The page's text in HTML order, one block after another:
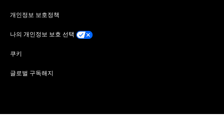
개인정보 보호정책
나의 개인정보 보호 선택
쿠키
글로벌 구독해지